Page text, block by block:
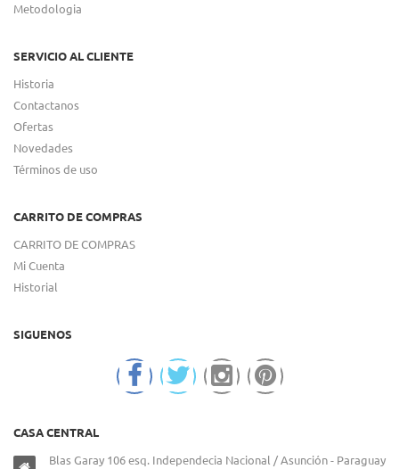
Metodologia
SERVICIO AL CLIENTE
Historia
Contactanos
Ofertas
Novedades
Términos de uso
CARRITO DE COMPRAS
CARRITO DE COMPRAS
Mi Cuenta
Historial
SIGUENOS
CASA CENTRAL
Blas Garay 106 esq. Independecia Nacional / Asunción - Paraguay